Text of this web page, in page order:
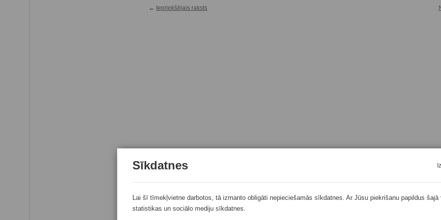
← Iepriekšējais raksts
Sīkdatnes
Lai šī tīmekļvietne darbotos, tā izmanto obligāti nepieciešamās sīkdatnes. Ar Jūsu piekrišanu papildus
statistikas un sociālo mediju sīkdatnes.